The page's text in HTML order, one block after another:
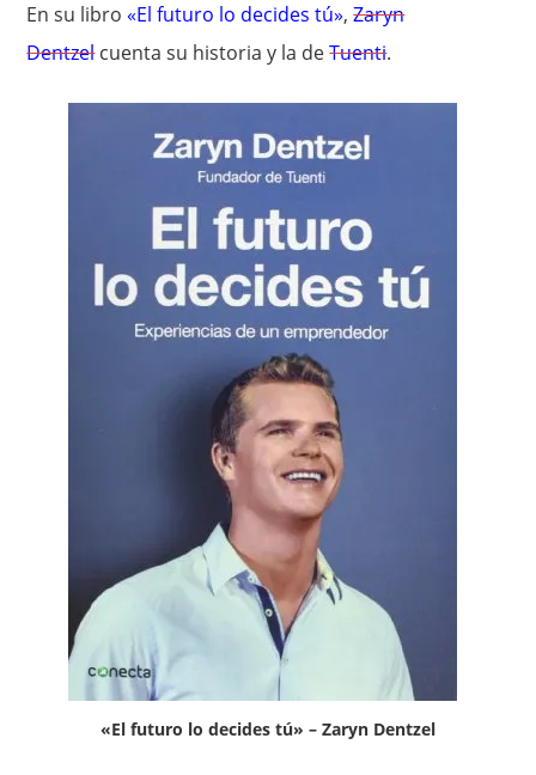
En su libro«El futuro lo decides tú»,Zaryn
Dentzel cuenta su historia y la deTuenti.
«El futuro lo decides tú» – Zaryn Dentzel